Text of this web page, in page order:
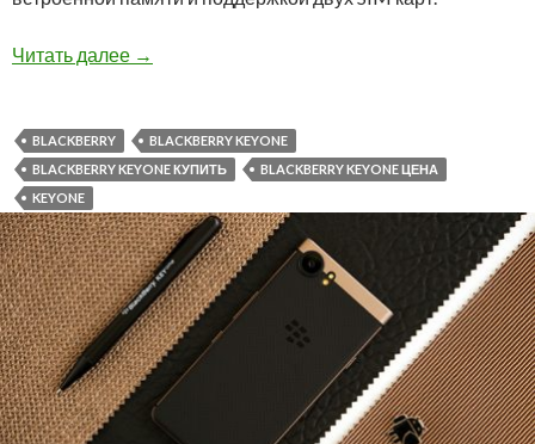
Читать далее Новогодняя скидка на BlackBerry KEYone —
→
BLACKBERRY
BLACKBERRY KEYONE
BLACKBERRY KEYONE КУПИТЬ
BLACKBERRY KEYONE ЦЕНА
KEYONE